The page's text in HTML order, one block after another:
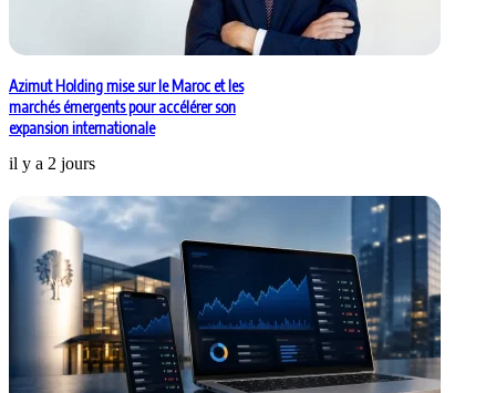
Azimut Holding mise sur le Maroc et les
marchés émergents pour accélérer son
expansion internationale
il y a 2 jours